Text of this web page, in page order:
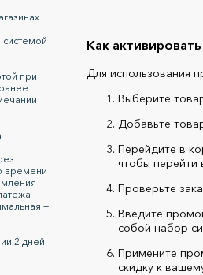
при
времени
—
2 дней
Как
Для использования
Выберите
Добавьте
Перейдите в
чтобы перейти
Проверьте
Введите
собой набор
Примените
скидку к